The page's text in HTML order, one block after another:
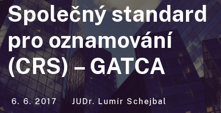
Společný standard
pro oznamování
(CRS) – GATCA
6. 6. 2017 JUDr. Lumír Schejbal